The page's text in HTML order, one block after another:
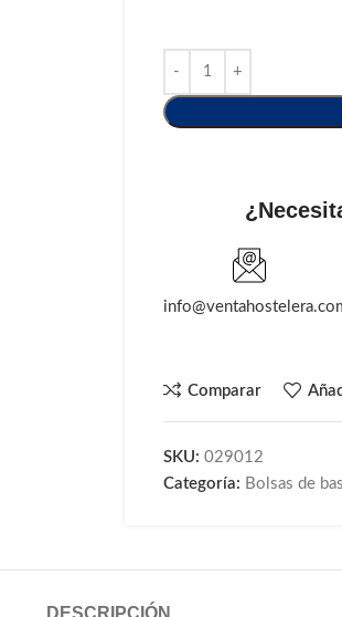
Comparar
SKU: 029012
Categoría: Bolsas de
DESCRIPCIÓN